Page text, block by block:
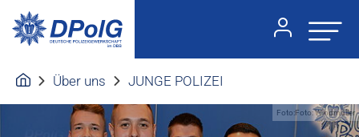
Über uns JUNGE POLIZEI
Foto:Foto: Windmüller